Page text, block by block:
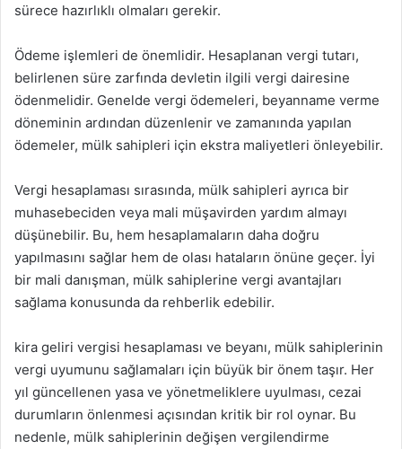
sürece hazırlıklı olmaları gerekir.
Ödeme işlemleri de önemlidir. Hesaplanan vergi tutarı,
belirlenen süre zarfında devletin ilgili vergi dairesine
ödenmelidir. Genelde vergi ödemeleri, beyanname verme
döneminin ardından düzenlenir ve zamanında yapılan
ödemeler, mülk sahipleri için ekstra maliyetleri önleyebilir.
Vergi hesaplaması sırasında, mülk sahipleri ayrıca bir
muhasebeciden veya mali müşavirden yardım almayı
düşünebilir. Bu, hem hesaplamaların daha doğru
yapılmasını sağlar hem de olası hataların önüne geçer. İyi
bir mali danışman, mülk sahiplerine vergi avantajları
sağlama konusunda da rehberlik edebilir.
kira geliri vergisi hesaplaması ve beyanı, mülk sahiplerinin
vergi uyumunu sağlamaları için büyük bir önem taşır. Her
yıl güncellenen yasa ve yönetmeliklere uyulması, cezai
durumların önlenmesi açısından kritik bir rol oynar. Bu
nedenle, mülk sahiplerinin değişen vergilendirme